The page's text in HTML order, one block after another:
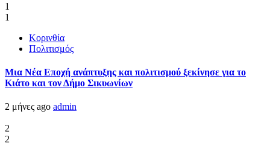
1
1
Κορινθία
Πολιτισμός
Μια Νέα Εποχή ανάπτυξης και πολιτισμού ξεκίνησε για το
Κιάτο και τον Δήμο Σικυωνίων
2 μήνες ago admin
2
2